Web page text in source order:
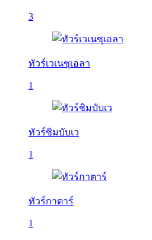
3
ทัวร์เวเนซุเอลา
1
ทัวร์ซิมบับเว
1
ทัวร์กาตาร์
1